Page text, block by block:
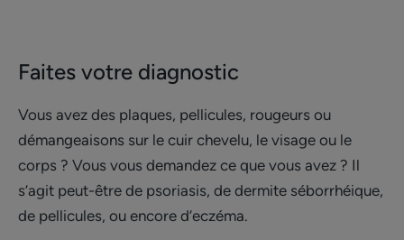
Faites votre diagnostic
Vous avez des plaques, pellicules, rougeurs ou
démangeaisons sur le cuir chevelu, le visage ou le
corps ? Vous vous demandez ce que vous avez ? Il
s’agit peut-être de psoriasis, de dermite séborrhéique,
de pellicules, ou encore d’eczéma.